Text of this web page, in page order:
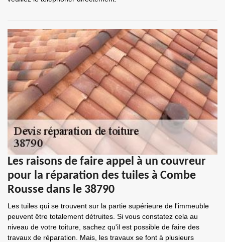
Les raisons de faire appel à un couvreur
pour la réparation des tuiles à Combe
Rousse dans le 38790
Les tuiles qui se trouvent sur la partie supérieure de l'immeuble
peuvent être totalement détruites. Si vous constatez cela au
niveau de votre toiture, sachez qu'il est possible de faire des
travaux de réparation. Mais, les travaux se font à plusieurs